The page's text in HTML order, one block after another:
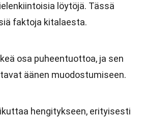
löytöjä. Tässä
faktoja kitalaesta.
osa puheentuottoa, ja sen
äänen muodostumiseen.
hengitykseen, erityisesti